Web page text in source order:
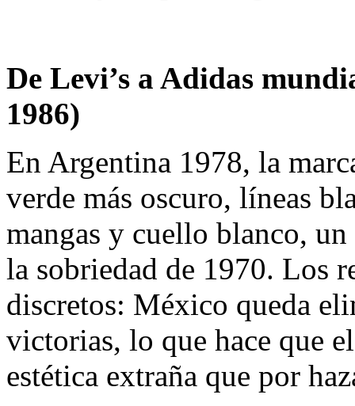
De Levi’s a Adidas
1986)
En Argentina 1978, la
verde más oscuro, líneas
mangas y cuello blanco,
la sobriedad de 1970. Los
discretos: México queda
victorias, lo que hace que
estética extraña que por